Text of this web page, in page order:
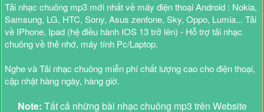
Tải nhạc chuông mp3 mới nhất về máy điện thoại Android : Nokia,
Samsung, LG, HTC, Sony, Asus zenfone, Sky, Oppo, Lumia... Tải
về IPhone, Ipad (hệ điều hành IOS 13 trở lên) - Hỗ trợ tải nhạc
chuông về thẻ nhớ, máy tính Pc/Laptop.
Nghe và Tải nhạc chuông miễn phí chất lượng cao cho điện thoại,
cập nhật hàng ngày, hàng giờ.
Note: Tất cả những bài nhạc chuông mp3 trên Website